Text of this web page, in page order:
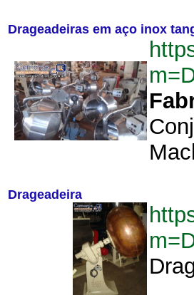
Drageadeiras em aço inox
Drageadeira